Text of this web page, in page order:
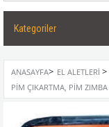
Kategoriler
ANASAYFA> EL ALETLERI >
PIM ÇIKARTMA, PIM ZIMBA